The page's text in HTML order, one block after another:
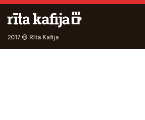
2017 © Rīta Kafija